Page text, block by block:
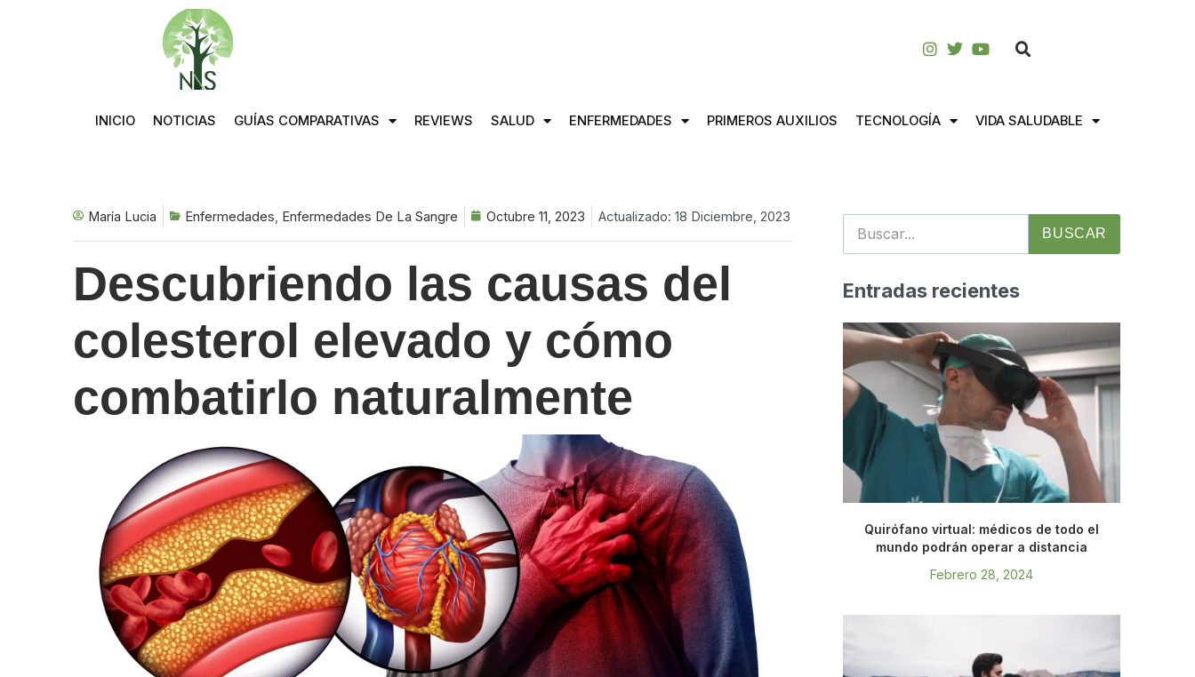
INICIO NOTICIAS GUÍAS COMPARATIVAS REVIEWS SALUD ENFERMEDADES PRIMEROS AUXILIOS TECNOLOGÍA VIDA SALUDABLE
María Lucia Enfermedades Enfermedades De La Sangre Octubre 11, 2023 Actualizado: 18 Diciembre, 2023
Descubriendo las causas del
colesterol elevado y cómo
combatirlo naturalmente
BUSCAR
Entradas recientes
Quirófano virtual: médicos de todo el
mundo podrán operar a distancia
Febrero 28, 2024